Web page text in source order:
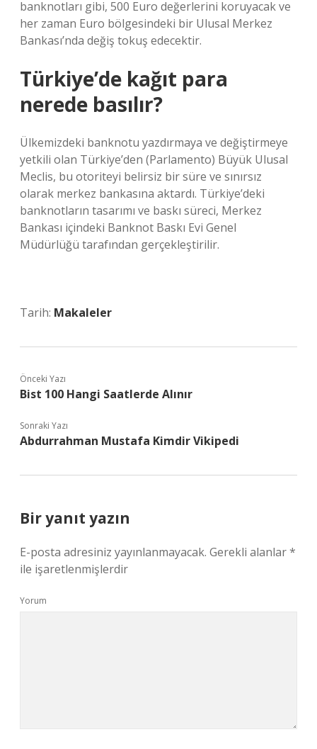
banknotları gibi, 500 Euro değerlerini koruyacak ve
her zaman Euro bölgesindeki bir Ulusal Merkez
Bankası’nda değiş tokuş edecektir.
Türkiye’de kağıt para
nerede basılır?
Ülkemizdeki banknotu yazdırmaya ve değiştirmeye
yetkili olan Türkiye’den (Parlamento) Büyük Ulusal
Meclis, bu otoriteyi belirsiz bir süre ve sınırsız
olarak merkez bankasına aktardı. Türkiye’deki
banknotların tasarımı ve baskı süreci, Merkez
Bankası içindeki Banknot Baskı Evi Genel
Müdürlüğü tarafından gerçekleştirilir.
Tarih: Makaleler
Önceki Yazı
Bist 100 Hangi Saatlerde Alınır
Sonraki Yazı
Abdurrahman Mustafa Kimdir Vikipedi
Bir yanıt yazın
E-posta adresiniz yayınlanmayacak. Gerekli alanlar*
ile işaretlenmişlerdir
Yorum